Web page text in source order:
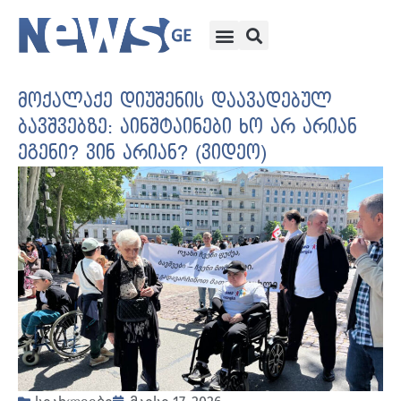
მოქალაქე დიუშენის დაავადებულ
ბავშვებზე: აინშტაინები ხო არ არიან
ეგენი? ვინ არიან? (ვიდეო)